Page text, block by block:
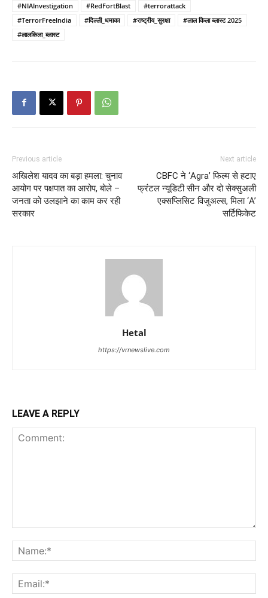
#NIAInvestigation
#RedFortBlast
#terrorattack
#TerrorFreeIndia
#दिल्ली_धमाका #राष्ट्रीय_सुरक्षा
#लाल किला ब्लास्ट 2025
#लालकिला_ब्लास्ट
Previous article
अखिलेश यादव का बड़ा हमला: चुनाव
आयोग पर पक्षपात का आरोप, बोले –
जनता को उलझाने का काम कर रही
सरकार
Next article
CBFC ने ‘Agra’ फिल्म से हटाए
फ्रंटल न्यूडिटी सीन और दो सेक्सुअली
एक्सप्लिसिट विजुअल्स, मिला ‘A’
सर्टिफिकेट
Hetal
https://vrnewslive.com
LEAVE A REPLY